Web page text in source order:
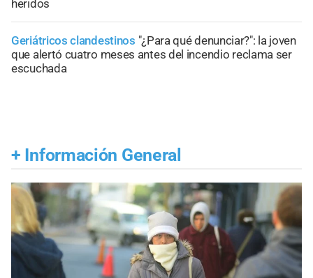
heridos
Geriátricos clandestinos "¿Para qué denunciar?": la joven
que alertó cuatro meses antes del incendio reclama ser
escuchada
+ Información General